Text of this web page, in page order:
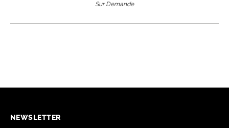
Sur Demande
NEWSLETTER